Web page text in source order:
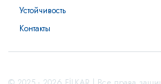
Устойчивость
Контакты